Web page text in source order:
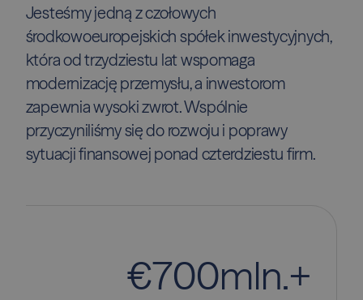
Jesteśmy jedną z czołowych
środkowoeuropejskich spółek inwestycyjnych,
która od trzydziestu lat wspomaga
modernizację przemysłu, a inwestorom
zapewnia wysoki zwrot. Wspólnie
przyczyniliśmy się do rozwoju i poprawy
sytuacji finansowej ponad czterdziestu firm.
€700mln.+